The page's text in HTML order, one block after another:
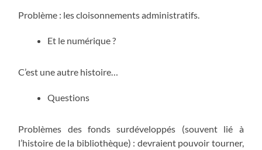
Problème : les cloisonnements administratifs.
Et le numérique ?
C’est une autre histoire…
Questions
Problèmes des fonds surdéveloppés (souvent lié à
l’histoire de la bibliothèque) : devraient pouvoir tourner,